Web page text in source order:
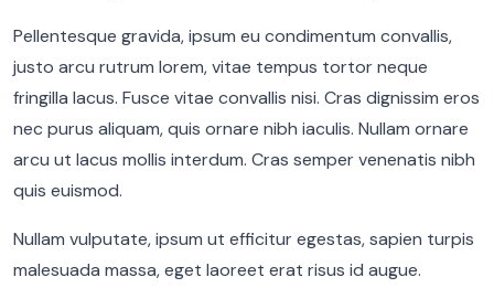
Pellentesque gravida, ipsum eu condimentum convallis,
justo arcu rutrum lorem, vitae tempus tortor neque
fringilla lacus. Fusce vitae convallis nisi. Cras dignissim eros
nec purus aliquam, quis ornare nibh iaculis. Nullam ornare
arcu ut lacus mollis interdum. Cras semper venenatis nibh
quis euismod.
Nullam vulputate, ipsum ut efficitur egestas, sapien turpis
malesuada massa, eget laoreet erat risus id augue.